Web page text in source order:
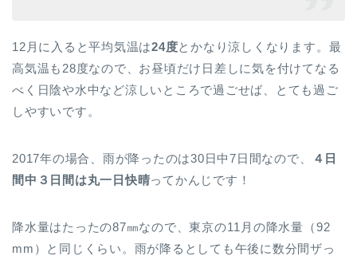
12月に入ると平均気温は24度とかなり涼しくなります。最
高気温も28度なので、お昼頃だけ日差しに気を付けてなる
べく日陰や水中など涼しいところで過ごせば、とても過ご
しやすいです。
2017年の場合、雨が降ったのは30日中7日間なので、
４日
間中３日間は丸一日快晴ってかんじです！
降水量はたったの87㎜なので、東京の11月の降水量（92
mm）と同じくらい。雨が降るとしても午後に数分間ザっ